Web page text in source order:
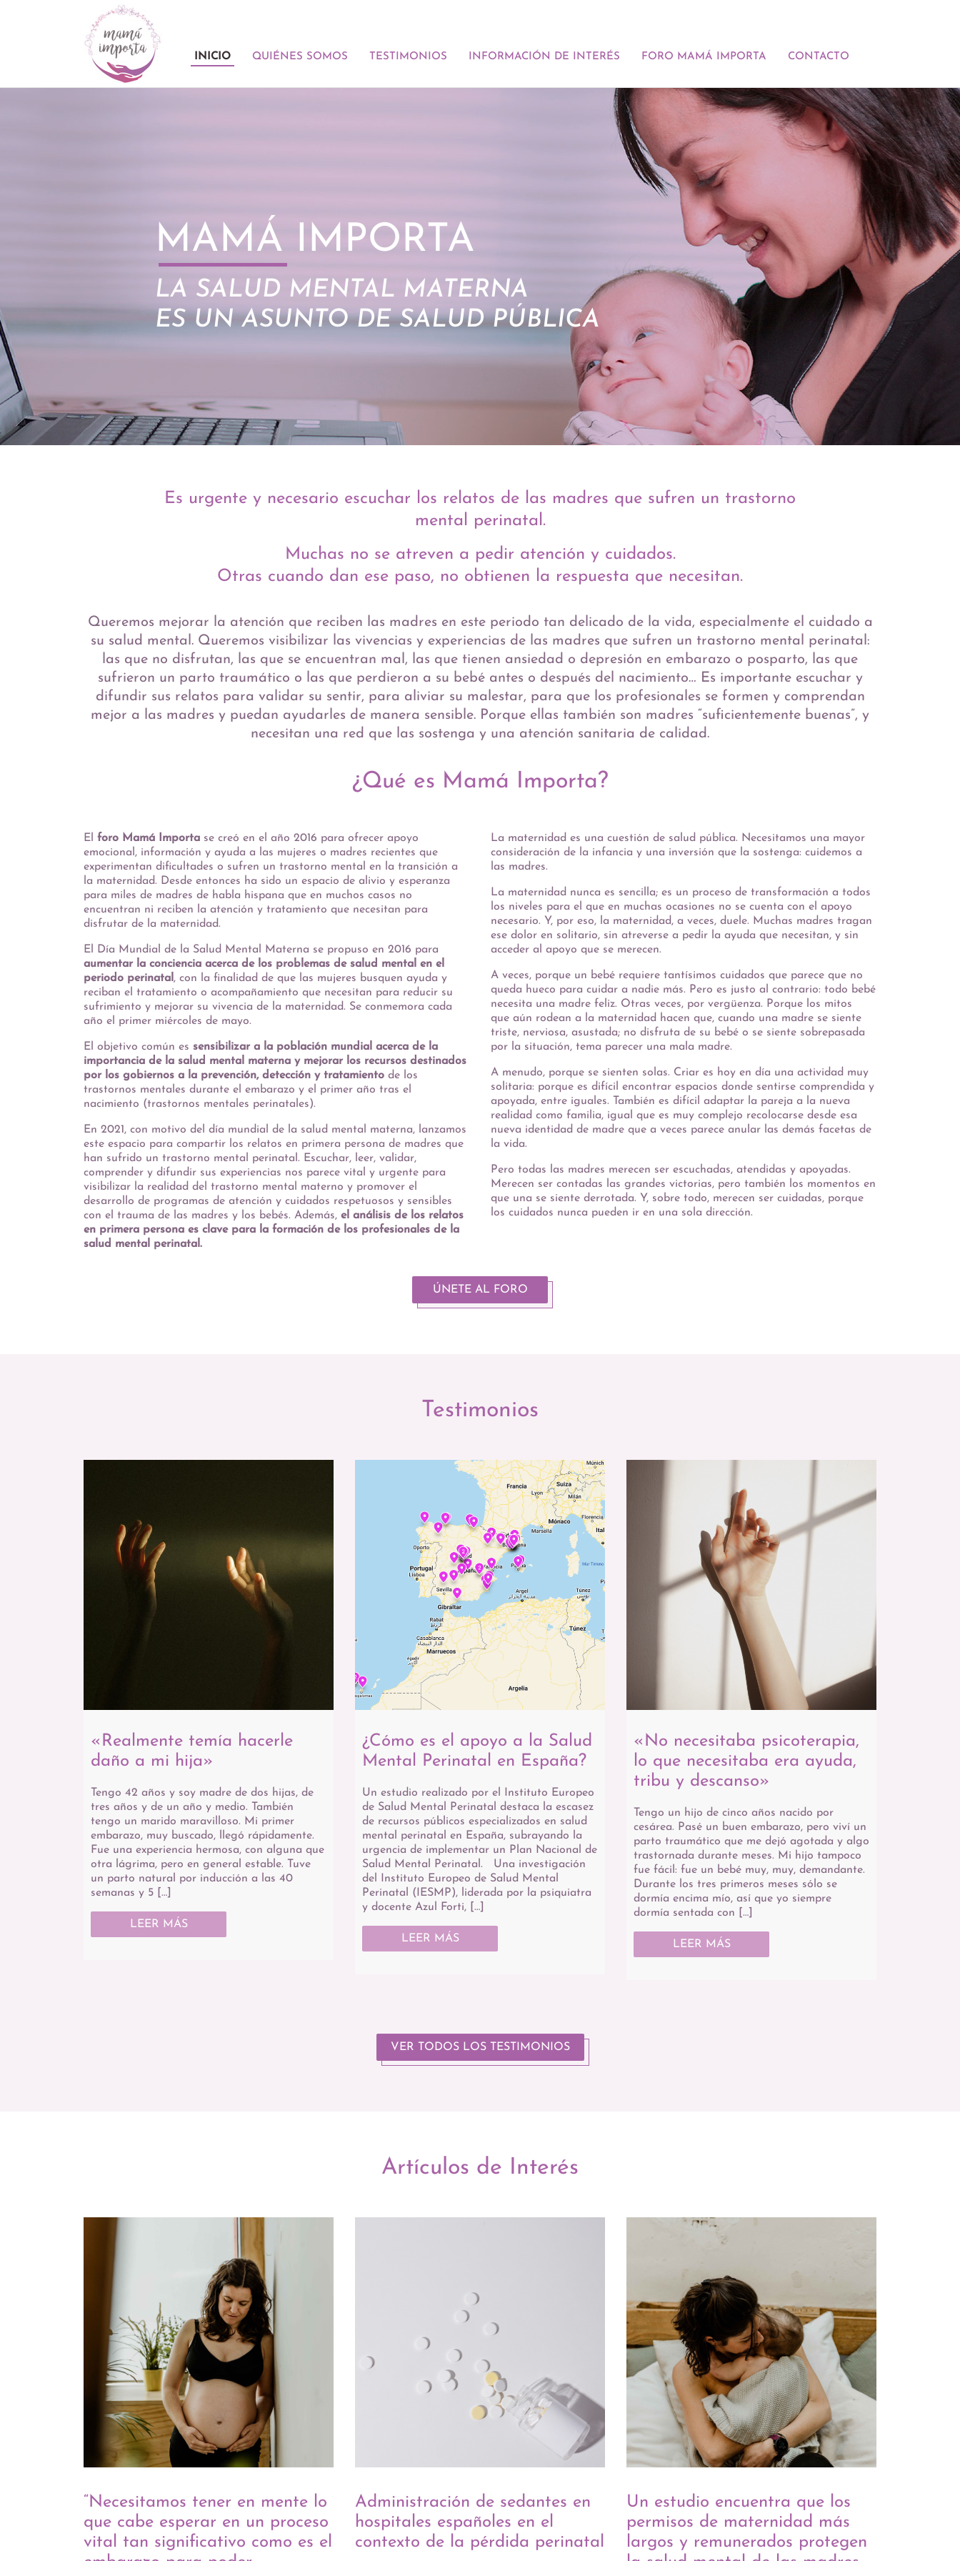
INICIO QUIÉNES SOMOS TESTIMONIOS INFORMACIÓN DE INTERÉS FORO MAMÁ IMPORTA CONTACTO
MAMÁ IMPORTA
LA SALUD MENTAL MATERNA
ES UN ASUNTO DE SALUD PÚBLICA
Es urgente y necesario escuchar los relatos de las madres que sufren un trastorno
mental perinatal.
Muchas no se atreven a pedir atención y cuidados.
Otras cuando dan ese paso, no obtienen la respuesta que necesitan.
Queremos mejorar la atención que reciben las madres en este periodo tan delicado de la vida, especialmente el cuidado a
su salud mental. Queremos visibilizar las vivencias y experiencias de las madres que sufren un trastorno mental perinatal:
las que no disfrutan, las que se encuentran mal, las que tienen ansiedad o depresión en embarazo o posparto, las que
sufrieron un parto traumático o las que perdieron a su bebé antes o después del nacimiento… Es importante escuchar y
difundir sus relatos para validar su sentir, para aliviar su malestar, para que los profesionales se formen y comprendan
mejor a las madres y puedan ayudarles de manera sensible. Porque ellas también son madres “suficientemente buenas”, y
necesitan una red que las sostenga y una atención sanitaria de calidad.
¿Qué es Mamá Importa?
El foro Mamá Importa se creó en el año 2016 para ofrecer apoyo
emocional, información y ayuda a las mujeres o madres recientes que
experimentan dificultades o sufren un trastorno mental en la transición a
la maternidad. Desde entonces ha sido un espacio de alivio y esperanza
para miles de madres de habla hispana que en muchos casos no
encuentran ni reciben la atención y tratamiento que necesitan para
disfrutar de la maternidad.
El Día Mundial de la Salud Mental Materna se propuso en 2016 para
aumentar la conciencia acerca de los problemas de salud mental en el
periodo perinatal , con la finalidad de que las mujeres busquen ayuda y
reciban el tratamiento o acompañamiento que necesitan para reducir su
sufrimiento y mejorar su vivencia de la maternidad. Se conmemora cada
año el primer miércoles de mayo.
El objetivo común es sensibilizar a la población mundial acerca de la
importancia de la salud mental materna y mejorar los recursos destinados
por los gobiernos a la prevención, detección y tratamiento de los
trastornos mentales durante el embarazo y el primer año tras el
nacimiento (trastornos mentales perinatales).
En 2021, con motivo del día mundial de la salud mental materna, lanzamos
este espacio para compartir los relatos en primera persona de madres que
han sufrido un trastorno mental perinatal. Escuchar, leer, validar,
comprender y difundir sus experiencias nos parece vital y urgente para
visibilizar la realidad del trastorno mental materno y promover el
desarrollo de programas de atención y cuidados respetuosos y sensibles
con el trauma de las madres y los bebés. Además, el análisis de los relatos
en primera persona es clave para la formación de los profesionales de la
salud mental perinatal.
La maternidad es una cuestión de salud pública. Necesitamos una mayor
consideración de la infancia y una inversión que la sostenga: cuidemos a
las madres.
La maternidad nunca es sencilla; es un proceso de transformación a todos
los niveles para el que en muchas ocasiones no se cuenta con el apoyo
necesario. Y, por eso, la maternidad, a veces, duele. Muchas madres tragan
ese dolor en solitario, sin atreverse a pedir la ayuda que necesitan, y sin
acceder al apoyo que se merecen.
A veces, porque un bebé requiere tantísimos cuidados que parece que no
queda hueco para cuidar a nadie más. Pero es justo al contrario: todo bebé
necesita una madre feliz. Otras veces, por vergüenza. Porque los mitos
que aún rodean a la maternidad hacen que, cuando una madre se siente
triste, nerviosa, asustada; no disfruta de su bebé o se siente sobrepasada
por la situación, tema parecer una mala madre.
A menudo, porque se sienten solas. Criar es hoy en día una actividad muy
solitaria: porque es difícil encontrar espacios donde sentirse comprendida y
apoyada, entre iguales. También es difícil adaptar la pareja a la nueva
realidad como familia, igual que es muy complejo recolocarse desde esa
nueva identidad de madre que a veces parece anular las demás facetas de
la vida.
Pero todas las madres merecen ser escuchadas, atendidas y apoyadas.
Merecen ser contadas las grandes victorias, pero también los momentos en
que una se siente derrotada. Y, sobre todo, merecen ser cuidadas, porque
los cuidados nunca pueden ir en una sola dirección.
ÚNETE AL FORO
Testimonios
«Realmente temía hacerle
daño a mi hija»
Tengo 42 años y soy madre de dos hijas, de
tres años y de un año y medio. También
tengo un marido maravilloso. Mi primer
embarazo, muy buscado, llegó rápidamente.
Fue una experiencia hermosa, con alguna que
otra lágrima, pero en general estable. Tuve
un parto natural por inducción a las 40
semanas y 5 […]
LEER MÁS
¿Cómo es el apoyo a la Salud
Mental Perinatal en España?
Un estudio realizado por el Instituto Europeo
de Salud Mental Perinatal destaca la escasez
de recursos públicos especializados en salud
mental perinatal en España, subrayando la
urgencia de implementar un Plan Nacional de
Salud Mental Perinatal. Una investigación
del Instituto Europeo de Salud Mental
Perinatal (IESMP), liderada por la psiquiatra
y docente Azul Forti, […]
LEER MÁS
«No necesitaba psicoterapia,
lo que necesitaba era ayuda,
tribu y descanso»
Tengo un hijo de cinco años nacido por
cesárea. Pasé un buen embarazo, pero viví un
parto traumático que me dejó agotada y algo
trastornada durante meses. Mi hijo tampoco
fue fácil: fue un bebé muy, muy, demandante.
Durante los tres primeros meses sólo se
dormía encima mío, así que yo siempre
dormía sentada con […]
LEER MÁS
VER TODOS LOS TESTIMONIOS
Artículos de Interés
“Necesitamos tener en mente lo
que cabe esperar en un proceso
vital tan significativo como es el
Administración de sedantes en
hospitales españoles en el
contexto de la pérdida perinatal
Un estudio encuentra que los
permisos de maternidad más
largos y remunerados protegen